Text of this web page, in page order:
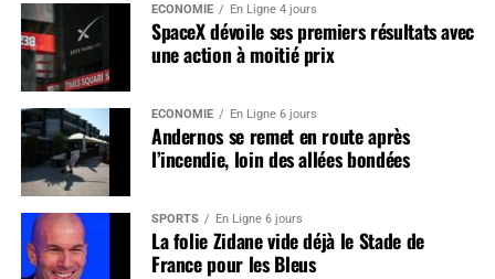
ÉCONOMIE En Ligne 4 jours
SpaceX dévoile ses premiers résultats avec
une action à moitié prix
ÉCONOMIE En Ligne 6 jours
Andernos se remet en route après
l’incendie, loin des allées bondées
SPORTS En Ligne 6 jours
La folie Zidane vide déjà le Stade de
France pour les Bleus